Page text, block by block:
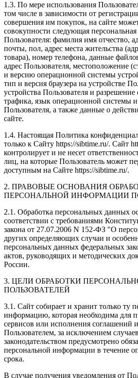
1.3. По мере использования
том числе в зависимости от
совершения им покупок, на сайте
совокупности следующая
Пользователя: фамилия имя отчество,
почты, пол, адрес места жительства
товара), номер телефона, данные
адрес Пользователя, местоположение
и версию операционной системы
тип и версия браузера на устройстве
устройства Пользователя и
трафика, язык операционной системы и
Пользователя, а также данные о
сайте.
1.4. Настоящая Политика
только к Сайту https://sibtime.ru/. Сайт
контролирует и не несет
лиц, на которые Пользователь может
доступным на Сайте https://sibtime.ru/.
2. ПРАВОВЫЕ ОСНОВАНИЯ
ПЕРСОНАЛЬНОЙ ИНФОРМАЦИИ
2.1. Обработка персональных данных
соответствии с требованиями
закона от 27.07.2006 N 152-ФЗ "О
других определяющих случаи и
персональных данных федеральных
актов, руководящих и методических
России.
3. ЦЕЛИ ОБРАБОТКИ
ПОЛЬЗОВАТЕЛЕЙ
3.1. Сайт собирает и хранит только ту
информацию, которая необходима для
сервисов или исполнения соглашений
Пользователем, за исключением
законодательством предусмотрено
персональной информации в течение
срока.
В случае получения уведомления от